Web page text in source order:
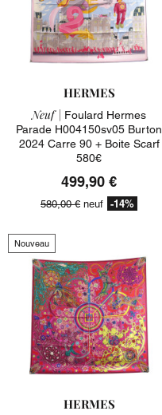
HERMES
Neuf | Foulard Hermes
Parade H004150sv05 Burton
2024 Carre 90 + Boite Scarf
580€
499,90 €
580,00 € neuf -14%
Nouveau
HERMES